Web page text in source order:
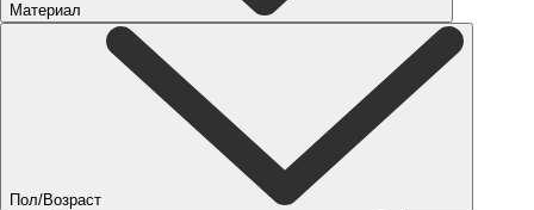
Материал
Пол/Возраст